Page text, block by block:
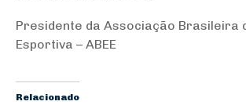
Presidente da Associação Brasileira
Esportiva – ABEE
Relacionado